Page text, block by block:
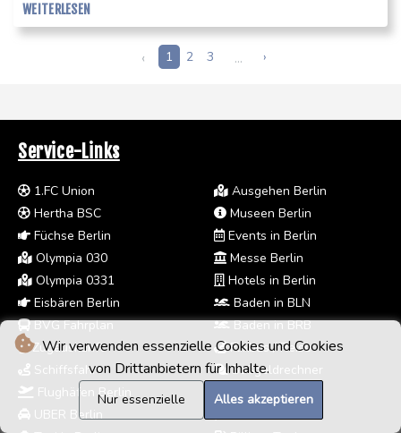
Wir verwenden essenzielle Cookies und Cookies
von Drittanbietern für Inhalte.
Nur essenzielle Alles akzeptieren
Leistung mit 7:6 (7:3), 2:6, 4:6 gegen den Niederländer Tallon
Griekspoor. Damit ist das ATP-Masters in Montréal für den 29-
Jährigen schon wieder beendet.
WEITERLESEN
‹ 1 2 3 ... ›
Service-Links
1.FC Union
Hertha BSC
Füchse Berlin
Olympia 030
Olympia 0331
Eisbären Berlin
BVG Fahrplan
Zugauskunft
Schiffsfahrt
Flughäfen Berlin
UBER Berlin
Ausgehen Berlin
Museen Berlin
Events in Berlin
Messe Berlin
Hotels in Berlin
Baden in BLN
Baden in BRB
Flixbus / Reise
Bußgeldrechner
Rechtsanwälte